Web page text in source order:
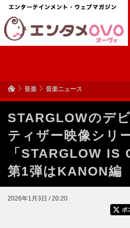
音楽 音楽ニュース
STARGLOWのデ
ティザー映像シリ
「STARGLOW IS
第1弾はKANON編
2026年1月3日 / 20:20
ポ